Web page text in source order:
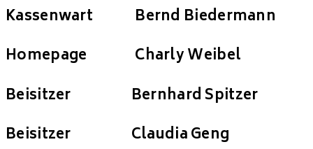
Kassenwart Bernd Biedermann
Homepage Charly Weibel
Beisitzer Bernhard Spitzer
Beisitzer Claudia Geng